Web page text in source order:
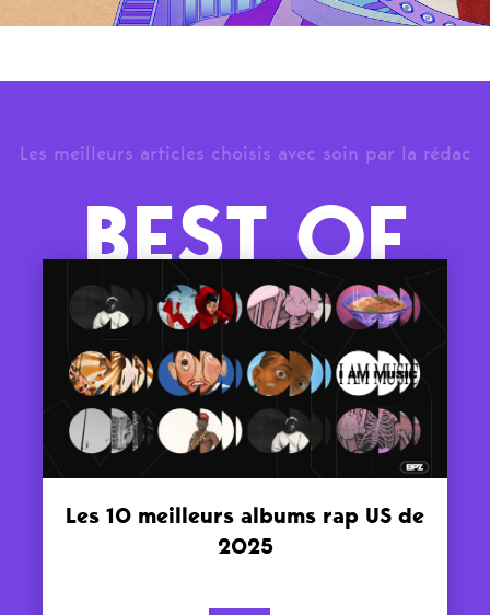
Les meilleurs articles choisis avec soin par la rédac
BEST OF
Les 10 meilleurs albums rap US de
2025